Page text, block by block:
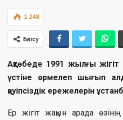
1 248
Бөлісу
Ақтөбеде 1991 жылғы жігіт
үстіне өрмелеп шығып
қауіпсіздік ережелерін
Ер жігіт жақын арада